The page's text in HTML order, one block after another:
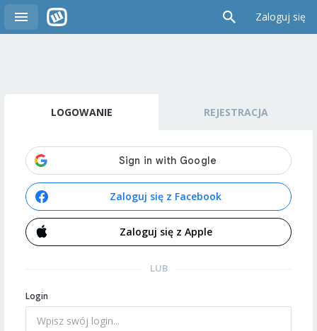
Zaloguj się
LOGOWANIE REJESTRACJA
Zaloguj się z Facebook
Zaloguj się z Apple
LUB
Login